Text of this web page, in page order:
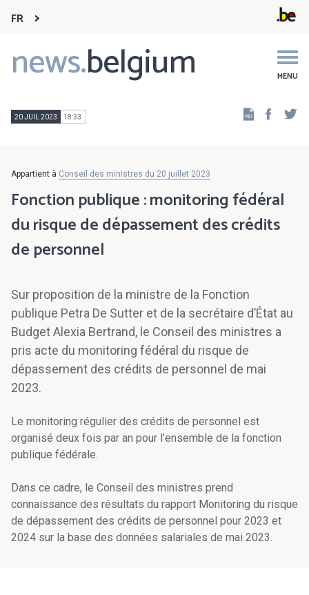
FR
news.belgium MENU
Main
navigation
20 JUIL 2023 18:33
Appartient à Conseil des ministres du 20 juillet 2023
Fonction publique : monitoring fédéral
du risque de dépassement des crédits
de personnel
Sur proposition de la ministre de la Fonction
publique Petra De Sutter et de la secrétaire d’État au
Budget Alexia Bertrand, le Conseil des ministres a
pris acte du monitoring fédéral du risque de
dépassement des crédits de personnel de mai
2023.
Le monitoring régulier des crédits de personnel est
organisé deux fois par an pour l’ensemble de la fonction
publique fédérale.
Dans ce cadre, le Conseil des ministres prend
connaissance des résultats du rapport Monitoring du risque
de dépassement des crédits de personnel pour 2023 et
2024 sur la base des données salariales de mai 2023.